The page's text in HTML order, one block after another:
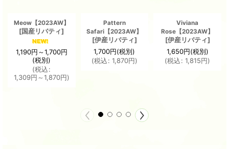
Meow【2023AW】
[国産リバティ]
1,190円～1,700円
(税別)
(税込:
1,309円 ～1,870円)
Pattern
Safari【2023AW】
[伊産リバティ]
1,700円(税別)
(税込: 1,870円)
Viviana
Rose【2023AW】
[伊産リバティ]
1,650円(税別)
(税込: 1,815円)